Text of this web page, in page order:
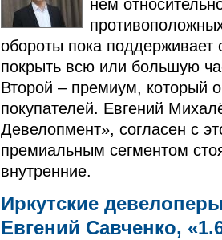
нем
обороты пока
покрыть всю или большую
Второй – премиум, который
покупателей. Евгений
Девелопмент», согласен с
премиальным сегментом
внутренние.
Иркутские
Евгений Савченко,